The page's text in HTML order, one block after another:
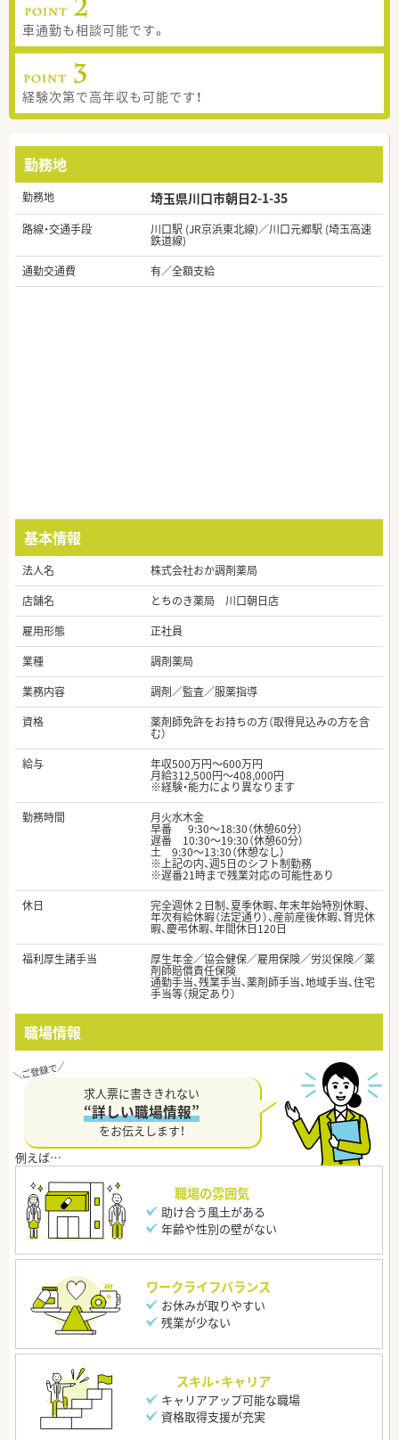
車通勤も相談可能です。
経験次第で高年収も可能です！
勤務地
勤務地 埼玉県川口市朝日2-1-35
路線・交通手段 川口駅 (JR京浜東北線)／川口元郷駅 (埼玉高速
鉄道線)
通勤交通費
有／全額支給
基本情報
法人名
株式会社おか調剤薬局
店舗名
とちのき薬局 川口朝日店
雇用形態
正社員
業種
調剤薬局
業務内容
調剤／監査／服薬指導
資格
薬剤師免許をお持ちの方（取得見込みの方を含
む）
給与
年収500万円～600万円
月給312,500円～408,000円
※経験・能力により異なります
勤務時間
月火水木金
早番 9:30～18:30（休憩60分）
遅番 10:30～19:30（休憩60分）
土 9:30～13:30（休憩なし）
※上記の内、週5日のシフト制勤務
※遅番21時まで残業対応の可能性あり
休日
完全週休２日制、夏季休暇、年末年始特別休暇、
年次有給休暇（法定通り）、産前産後休暇、育児休
暇、慶弔休暇、年間休日120日
福利厚生諸手当
厚生年金／協会健保／雇用保険／労災保険／薬
剤師賠償責任保険
通勤手当、残業手当、薬剤師手当、地域手当、住宅
手当等（規定あり）
職場情報
求人票に書ききれない
“詳しい職場情報”
をお伝えします！
職場の雰囲気
助け合う風土がある
年齢や性別の壁がない
ワークライフバランス
お休みが取りやすい
残業が少ない
スキル・キャリア
キャリアアップ可能な職場
資格取得支援が充実